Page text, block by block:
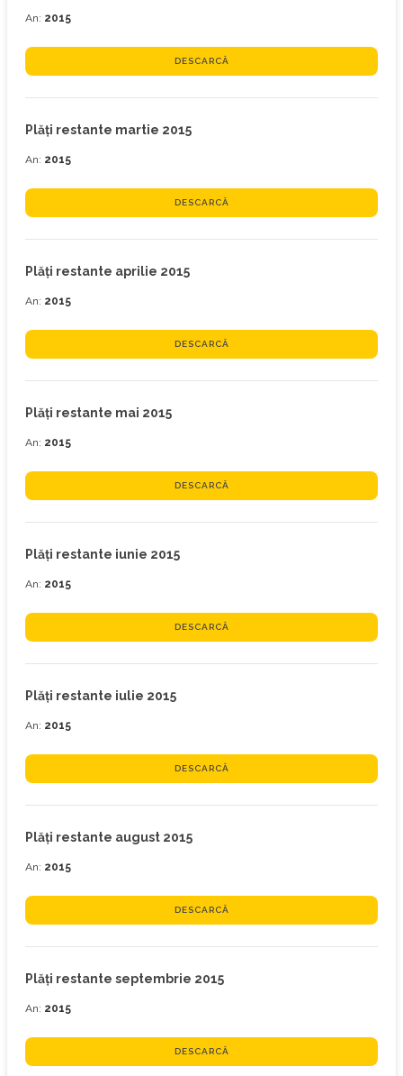
An: 2015
DESCARCĂ
Plăţi restante martie 2015
An: 2015
DESCARCĂ
Plăţi restante aprilie 2015
An: 2015
DESCARCĂ
Plăţi restante mai 2015
An: 2015
DESCARCĂ
Plăţi restante iunie 2015
An: 2015
DESCARCĂ
Plăţi restante iulie 2015
An: 2015
DESCARCĂ
Plăţi restante august 2015
An: 2015
DESCARCĂ
Plăţi restante septembrie 2015
An: 2015
DESCARCĂ